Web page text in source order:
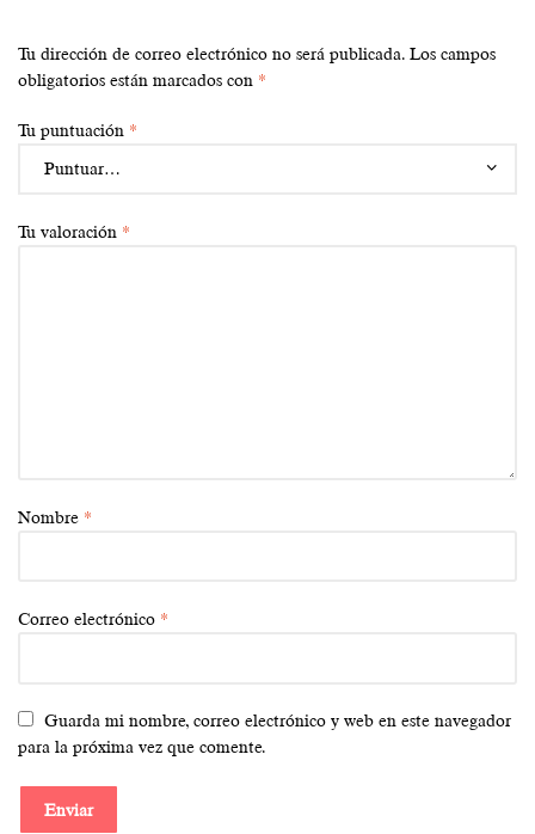
Tu dirección de correo electrónico no será publicada. Los campos
obligatorios están marcados con *
Tu puntuación *
Tu valoración *
Nombre *
Correo electrónico *
Guarda mi nombre, correo electrónico y web en este navegador
para la próxima vez que comente.